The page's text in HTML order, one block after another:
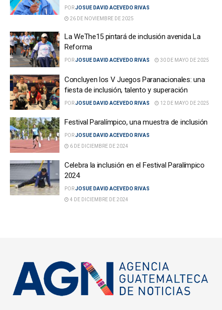
PORJOSUE DAVID ACEVEDO RIVAS
26 DE NOVIEMBRE DE 2025
La WeThe15 pintará de inclusión avenida La
Reforma
PORJOSUE DAVID ACEVEDO RIVAS 30 DE MAYO DE 2025
Concluyen los V Juegos Paranacionales: una
fiesta de inclusión, talento y superación
PORJOSUE DAVID ACEVEDO RIVAS 12 DE MAYO DE 2025
Festival Paralímpico, una muestra de inclusión
PORJOSUE DAVID ACEVEDO RIVAS
6 DE DICIEMBRE DE 2024
Celebra la inclusión en el Festival Paralímpico
2024
PORJOSUE DAVID ACEVEDO RIVAS
4 DE DICIEMBRE DE 2024